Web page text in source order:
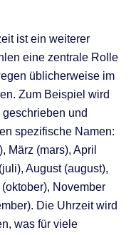
ist ein weiterer
eine zentrale Rolle
üblicherweise im
Zum Beispiel wird
geschrieben und
spezifische Namen:
März (mars), April
August (august),
November
Die Uhrzeit wird
was für viele